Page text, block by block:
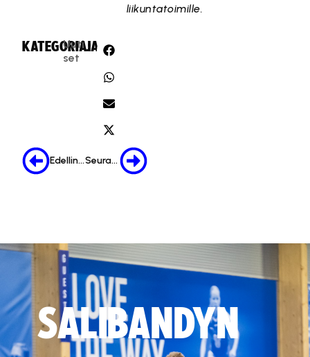
liikuntatoimille.
KATEGORIA:
Uuti
set
JAA:
Edellinen Seuraava
SALIBANDYN